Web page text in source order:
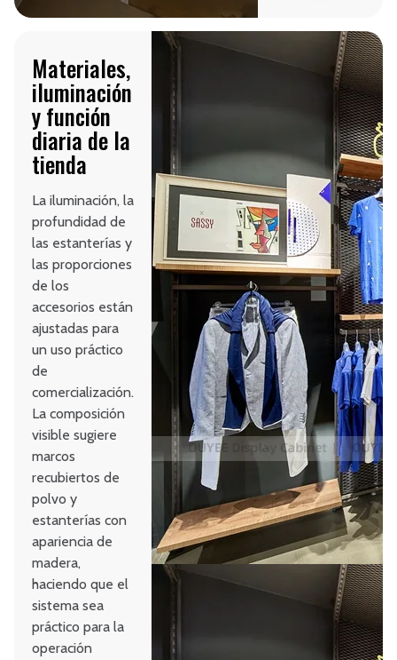
Materiales,
iluminación
y función
diaria de la
tienda
La iluminación, la
profundidad de
las estanterías y
las proporciones
de los
accesorios están
ajustadas para
un uso práctico
de
comercialización.
La composición
visible sugiere
marcos
recubiertos de
polvo y
estanterías con
apariencia de
madera,
haciendo que el
sistema sea
práctico para la
operación